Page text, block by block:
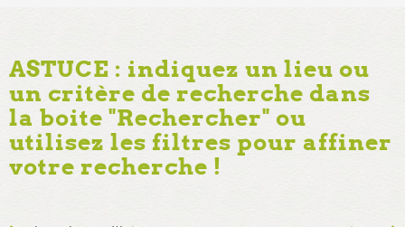
ASTUCE : indiquez un lieu ou
un critère de recherche dans
la boite "Rechercher" ou
utilisez les filtres pour affiner
votre recherche !